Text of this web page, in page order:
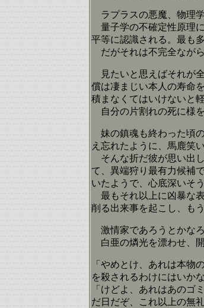
ラプラスの悪魔、物理
量子学の不確定性原理
平等に認識される。最も
だがそれは不完全なが
見たいと思えばそれが
償は凄まじい本人の寿命
積まなくてはいけないと
自分の片割れの死に様
妹の鎮魂も終わった頃
え忘れたように、馬鹿笑
そんな折だ彼が思い出
て、異端狩り最有力候補
いたようで、心底深いそ
最もそれ以上に凶暴な
削る出来事を起こし、も
激情家であろうとかな
白亜の燐光を漂わせ、
「やめとけ、あれは本物
を殺されるわけにはいか
「けどよ、あれはあのゴ
だ日だぞ、これ以上の無